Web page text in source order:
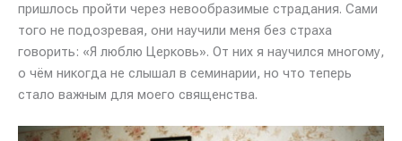
пришлось пройти через невообразимые страдания. Сами
того не подозревая, они научили меня без страха
говорить: «Я люблю Церковь». От них я научился многому,
о чём никогда не слышал в семинарии, но что теперь
стало важным для моего священства.